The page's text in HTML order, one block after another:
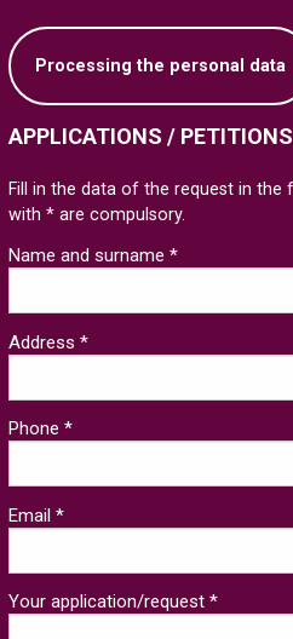
Processing the personal data
APPLICATIONS /
Fill in the data of the request in the
with * are compulsory.
Name and surname *
Address *
Phone *
Email *
Your application/request *